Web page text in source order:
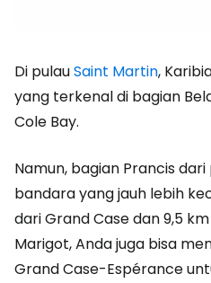
Di pulauSaint Martin,
yang terkenal di bagian
Cole Bay.
Namun, bagian Prancis
bandara yang jauh lebih
dari Grand Case dan 9,5
Marigot, Anda juga bisa
Grand Case-Espérance